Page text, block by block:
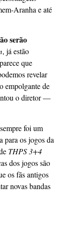
Aranha e até
serão
, já estão
que
revelar
empolgante de
o diretor —
foi um
para os jogos da
THPS 3+4
dos jogos são
os fãs antigos
novas bandas